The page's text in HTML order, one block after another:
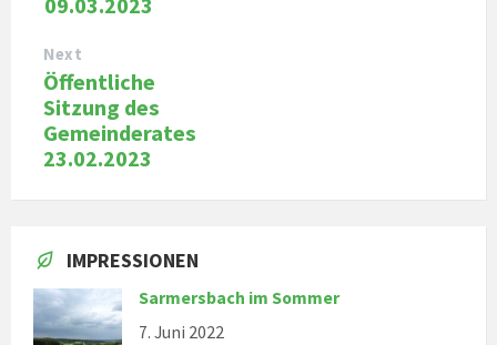
Next
Öffentliche
Sitzung des
Gemeinderates
23.02.2023
IMPRESSIONEN
Sarmersbach im Sommer
7. Juni 2022